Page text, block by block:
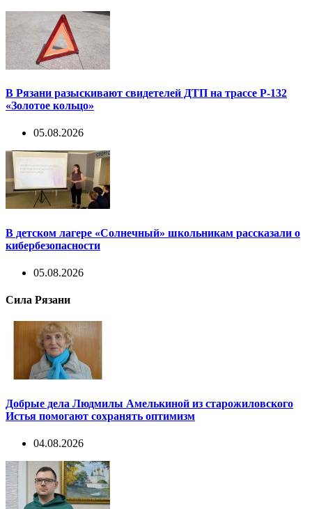
В Рязани разыскивают свидетелей ДТП на трассе Р-132
«Золотое кольцо»
05.08.2026
В детском лагере «Солнечный» школьникам рассказали о
кибербезопасности
05.08.2026
Сила Рязани
Добрые дела Людмилы Амелькиной из старожиловского
Истья помогают сохранять оптимизм
04.08.2026